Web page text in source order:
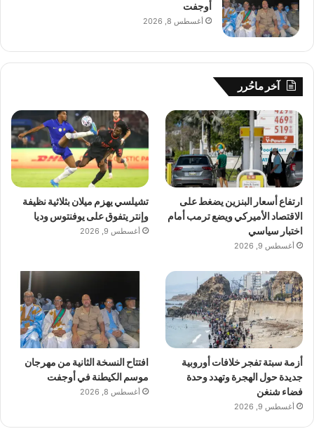
أوجفت
أغسطس 8, 2026
آخر ماحُرر
ارتفاع أسعار البنزين يضغط على
الاقتصاد الأميركي ويضع ترمب أمام
اختبار سياسي
أغسطس 9, 2026
تشيلسي يهزم ميلان بثلاثية نظيفة
وإنتر يتفوق على يوفنتوس وديا
أغسطس 9, 2026
أزمة سبتة تفجر خلافات أوروبية
جديدة حول الهجرة وتهدد وحدة
فضاء شنغن
أغسطس 9, 2026
افتتاح النسخة الثانية من مهرجان
موسم الكيطنة في أوجفت
أغسطس 8, 2026